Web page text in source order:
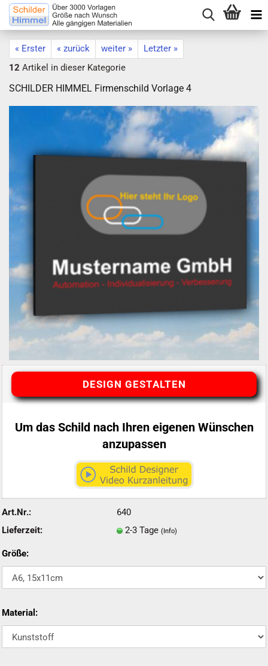
« Erster « zurück weiter »
Letzter »
12 Artikel in dieser Kategorie
SCHILDER HIMMEL Firmenschild Vorlage 4
DESIGN GESTALTEN
Um das Schild nach Ihren eigenen Wünschen
anzupassen
Art.Nr.:
640
Lieferzeit:
2-3 Tage (Info)
Größe:
Material: